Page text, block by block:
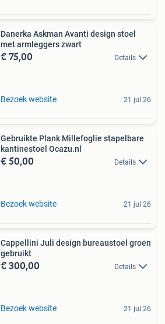
Danerka Askman Avanti design stoel
met armleggers zwart
€ 75,00 Details
Bezoek website 21 jul 26
Gebruikte Plank Millefoglie stapelbare
kantinestoel Ocazu.nl
€ 50,00 Details
Bezoek website 21 jul 26
Cappellini Juli design bureaustoel groen
gebruikt
€ 300,00 Details
Bezoek website 21 jul 26